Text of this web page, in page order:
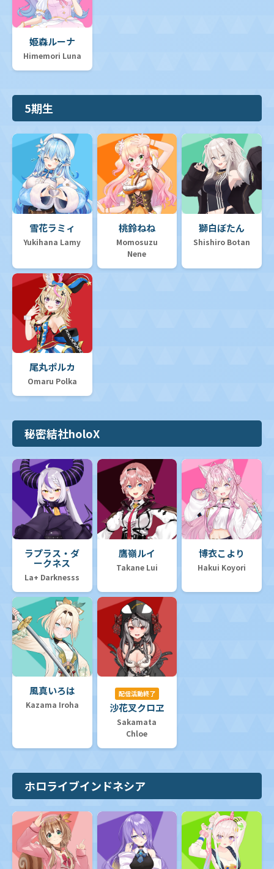
姫森ルーナ
Himemori Luna
5期生
雪花ラミィ
Yukihana Lamy
桃鈴ねね
Momosuzu
Nene
獅白ぼたん
Shishiro Botan
尾丸ポルカ
Omaru Polka
秘密結社holoX
ラプラス・ダ
ークネス
La+ Darknesss
鷹嶺ルイ
Takane Lui
博衣こより
Hakui Koyori
風真いろは
Kazama Iroha
配信活動終了
沙花叉クロヱ
Sakamata
Chloe
ホロライブインドネシア